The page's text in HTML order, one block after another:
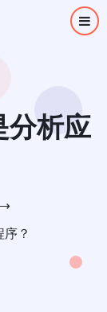
分析应
？